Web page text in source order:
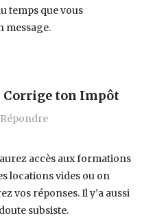
temps que vous
message.
ton Impôt
Répondre
accès aux formations
locations vides ou on
vos réponses. Il y’a aussi
subsiste.